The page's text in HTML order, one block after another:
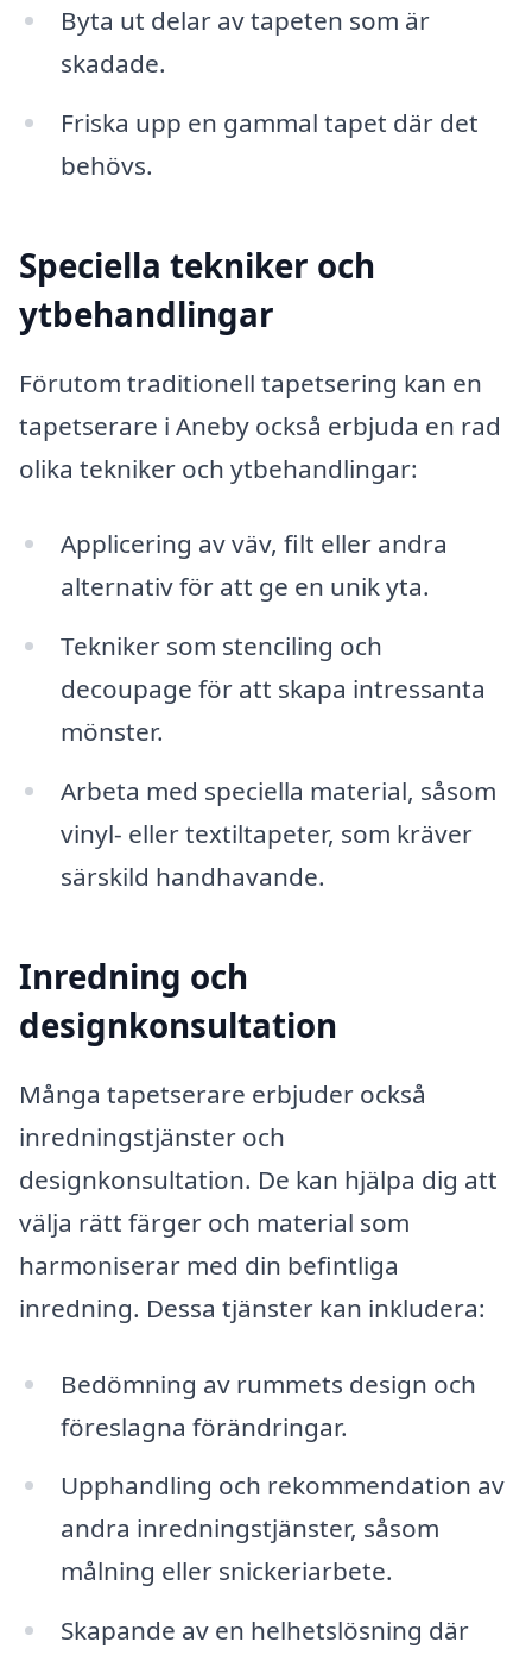
Byta ut delar av tapeten som är
skadade.
Friska upp en gammal tapet där det
behövs.
Speciella tekniker och
ytbehandlingar
Förutom traditionell tapetsering kan en
tapetserare i Aneby också erbjuda en rad
olika tekniker och ytbehandlingar:
Applicering av väv, filt eller andra
alternativ för att ge en unik yta.
Tekniker som stenciling och
decoupage för att skapa intressanta
mönster.
Arbeta med speciella material, såsom
vinyl- eller textiltapeter, som kräver
särskild handhavande.
Inredning och
designkonsultation
Många tapetserare erbjuder också
inredningstjänster och
designkonsultation. De kan hjälpa dig att
välja rätt färger och material som
harmoniserar med din befintliga
inredning. Dessa tjänster kan inkludera:
Bedömning av rummets design och
föreslagna förändringar.
Upphandling och rekommendation av
andra inredningstjänster, såsom
målning eller snickeriarbete.
Skapande av en helhetslösning där